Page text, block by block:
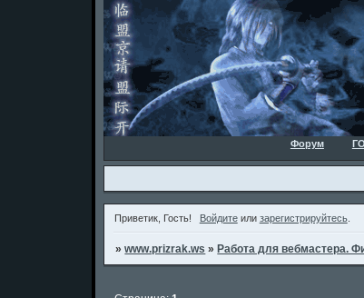
Форум
Приветик, Гость! Войдитеили зарегистрируйтесь.
»www.prizrak.ws » Работа для вебмастера.